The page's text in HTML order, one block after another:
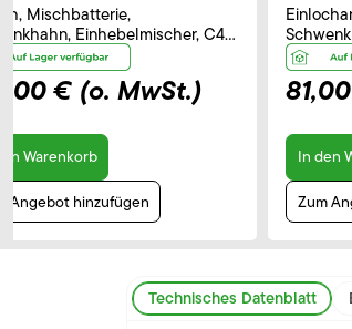
Mischbatterie,
Einhebelmischer, C40,
– B 250 mm
€ (o. MwSt.)
Warenkorb
Angebot hinzufügen
In den
Zum
Technisches Datenblatt